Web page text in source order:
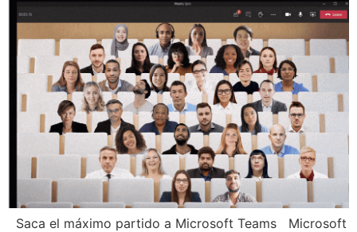
Saca el máximo partido a Microsoft Teams Microsoft